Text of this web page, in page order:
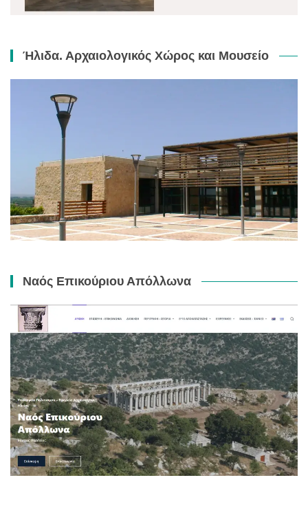
Ήλιδα. Αρχαιολογικός Χώρος και Μουσείο
Ναός Επικούριου Απόλλωνα